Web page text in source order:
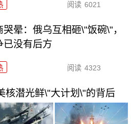
阅读 6021
哭晕：俄乌互相砸\"饭碗\"，
已没有后方
阅读 4323
核潜光鲜\"大计划\"的背后